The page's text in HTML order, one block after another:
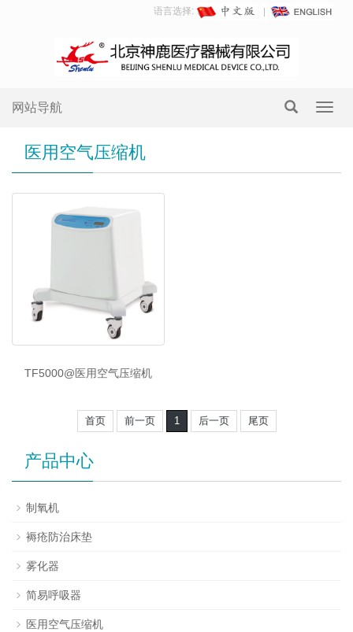
语言选择:
网站导航
医用空气压缩机
TF5000@医用空气压缩机
首页 前一页 1 后一页 尾页
产品中心
制氧机
褥疮防治床垫
雾化器
简易呼吸器
医用空气压缩机